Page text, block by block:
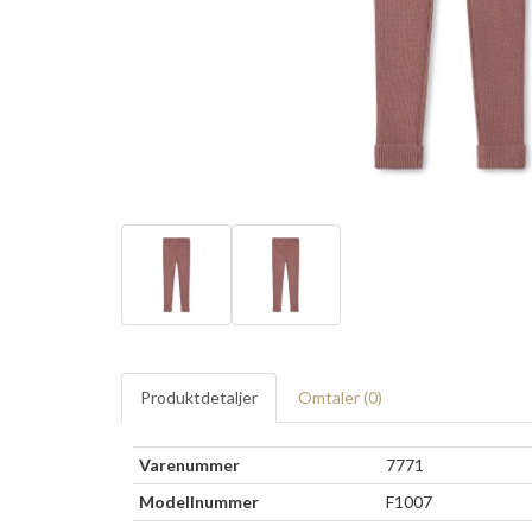
Produktdetaljer Omtaler (0)
Varenummer
7771
Modellnummer
F1007